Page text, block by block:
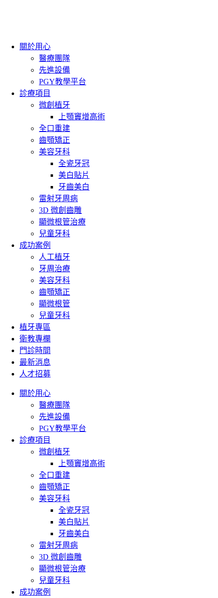
關於用心
醫療團隊
先進設備
PGY教學平台
診療項目
微創植牙
上顎竇增高術
全口重建
齒顎矯正
美容牙科
全瓷牙冠
美白貼片
牙齒美白
雷射牙周病
3D 微創齒雕
顯微根管治療
兒童牙科
成功案例
人工植牙
牙周治療
美容牙科
齒顎矯正
顯微根管
兒童牙科
植牙專區
衛教專欄
門診時間
最新消息
人才招募
關於用心
醫療團隊
先進設備
PGY教學平台
診療項目
微創植牙
上顎竇增高術
全口重建
齒顎矯正
美容牙科
全瓷牙冠
美白貼片
牙齒美白
雷射牙周病
3D 微創齒雕
顯微根管治療
兒童牙科
成功案例